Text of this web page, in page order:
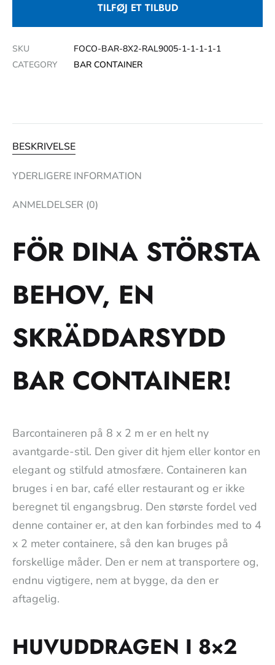
TILFØJ ET TILBUD
SKU
FOCO-BAR-8X2-RAL9005-1-1-1-1-1
CATEGORY
BAR CONTAINER
BESKRIVELSE
YDERLIGERE INFORMATION
ANMELDELSER (0)
FÖR DINA STÖRSTA
BEHOV, EN
SKRÄDDARSYDD
BAR CONTAINER!
Barcontaineren på 8 x 2 m er en helt ny
avantgarde-stil. Den giver dit hjem eller kontor en
elegant og stilfuld atmosfære. Containeren kan
bruges i en bar, café eller restaurant og er ikke
beregnet til engangsbrug. Den største fordel ved
denne container er, at den kan forbindes med to 4
x 2 meter containere, så den kan bruges på
forskellige måder. Den er nem at transportere og,
endnu vigtigere, nem at bygge, da den er
aftagelig.
HUVUDDRAGEN I 8×2